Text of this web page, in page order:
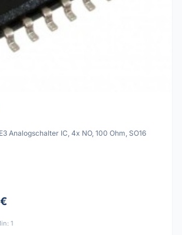
Analogschalter IC, 4x NO, 100 Ohm, SO16
1